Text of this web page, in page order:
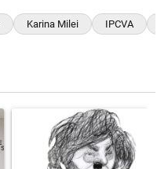
Karina Milei IPCVA
"El FBI desembarcó en
Un artículo de tendencia